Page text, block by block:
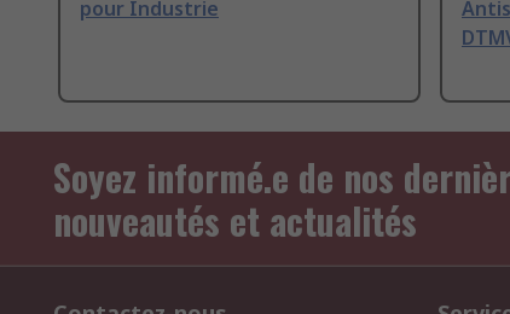
pour Industrie
Soyez informé.e de nos
nouveautés et actualités